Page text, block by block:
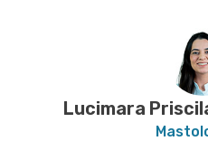
Lucimara